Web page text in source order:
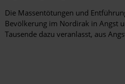
Die Massentötungen und
Bevölkerung im Nordirak in Angst
Tausende dazu veranlasst, aus